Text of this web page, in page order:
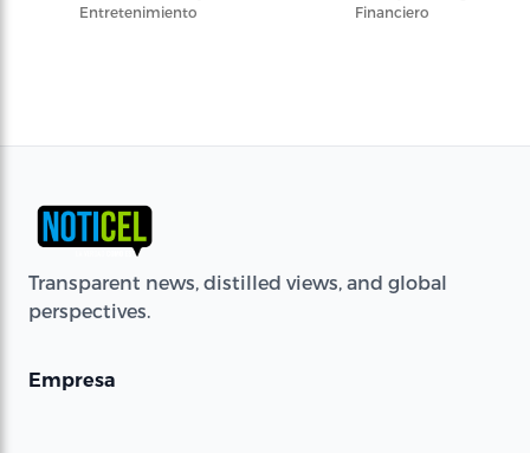
Entretenimiento
Financiero
Transparent news, distilled views, and global
perspectives.
Empresa